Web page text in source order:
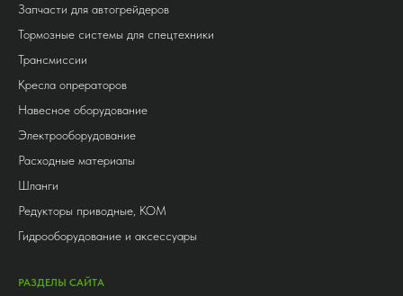
Запчасти для автогрейдеров
Тормозные системы для спецтехники
Трансмиссии
Кресла опрераторов
Навесное оборудование
Электрооборудование
Расходные материалы
Шланги
Редукторы приводные, КОМ
Гидрооборудование и аксессуары
РАЗДЕЛЫ САЙТА